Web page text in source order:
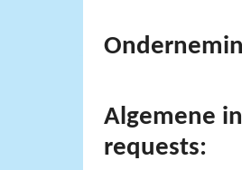
Algemene
requests: